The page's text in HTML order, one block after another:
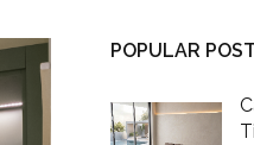
POPULAR